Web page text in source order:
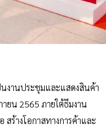
งานประชุมและแสดงสินค้า
ยน 2565 ภายใต้ธีมงาน
ร้างโอกาสทางการค้าและ